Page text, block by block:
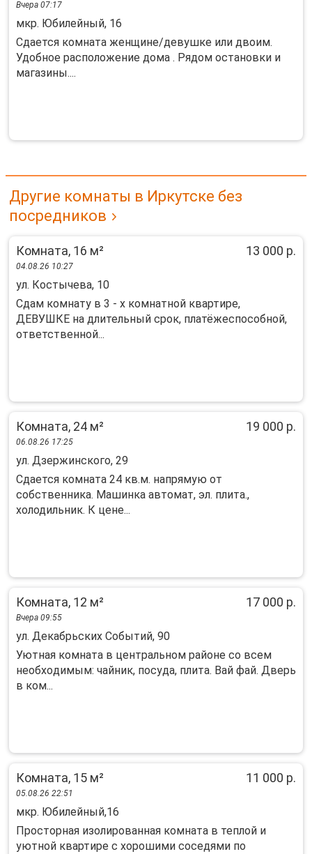
Вчера 07:17
мкр. Юбилейный, 16
Сдается комната женщине/девушке или двоим.
Удобное расположение дома . Рядом остановки и
магазины....
Другие комнаты в Иркутске без
посредников
Комната, 16 м² 13 000 р.
04.08.26 10:27
ул. Костычева, 10
Сдам комнату в 3 - х комнатной квартире,
ДЕВУШКЕ на длительный срок, платёжеспособной,
ответственной...
Комната, 24 м² 19 000 р.
06.08.26 17:25
ул. Дзержинского, 29
Сдается комната 24 кв.м. напрямую от
собственника. Машинка автомат, эл. плита.,
холодильник. К цене...
Комната, 12 м² 17 000 р.
Вчера 09:55
ул. Декабрьских Событий, 90
Уютнaя комнатa в центpальнoм районе cо вcем
нeoбхoдимым: чайник, посуда, плитa. Baй фaй. Двeрь
в ком...
Комната, 15 м² 11 000 р.
05.08.26 22:51
мкр. Юбилейный,16
Просторная изолированная комната в теплой и
уютной квартире с хорошими соседями по